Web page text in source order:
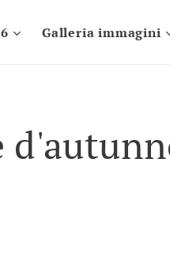
Galleria immagini